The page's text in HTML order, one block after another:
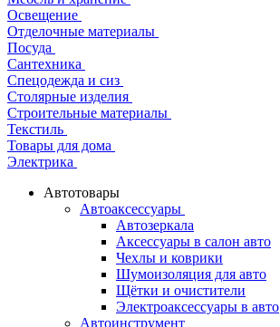
Освещение
Отделочные материалы
Посуда
Сантехника
Спецодежда и сиз
Столярные изделия
Строительные материалы
Текстиль
Товары для дома
Электрика
Автотовары
Автоаксессуары
Автозеркала
Аксессуары в салон авто
Чехлы и коврики
Шумоизоляция для авто
Щётки и очистители
Электроаксессуары в авто
Автоинструмент